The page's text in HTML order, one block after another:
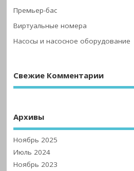
Премьер-бас
Виртуальные номера
Насосы и насосное оборудование
Свежие Комментарии
Архивы
Ноябрь 2025
Июль 2024
Ноябрь 2023